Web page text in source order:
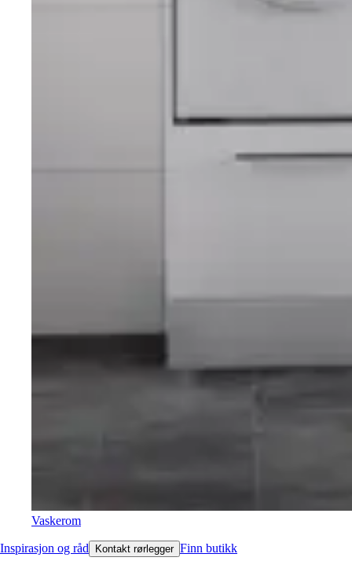
Vaskerom
Inspirasjon og råd Kontakt rørlegger Finn butikk